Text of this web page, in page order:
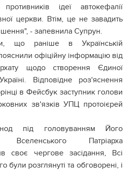
ідеї автокефалії
церкви. Втім, це не завадить
- запевнила Супрун.
що раніше в Українській
офіційну інформацію від
щодо створення Єдиної
Відповідне роз'яснення
в Фейсбук заступник голови
зв'язків УПЦ протоієрей
під головуванням Його
Вселенського Патріарха
своє чергове засідання, Всі
були розглянуті та обговорені, і